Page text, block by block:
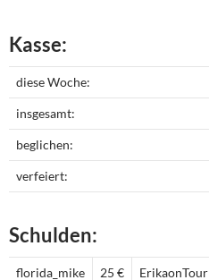
Kasse:
diese Woche:
insgesamt:
beglichen:
verfeiert:
Schulden:
florida_mike 25 € ErikaonTour